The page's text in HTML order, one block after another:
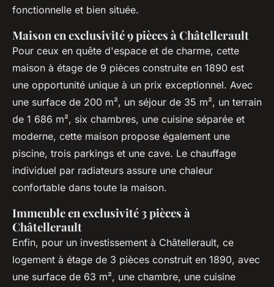
fonctionnelle et bien située.
Maison en exclusivité 9 pièces à Châtellerault
Pour ceux en quête d'espace et de charme, cette
maison à étage de 9 pièces construite en 1890 est
une opportunité unique à un prix exceptionnel. Avec
une surface de 200 m², un séjour de 35 m², un terrain
de 1 686 m², six chambres, une cuisine séparée et
moderne, cette maison propose également une
piscine, trois parkings et une cave. Le chauffage
individuel par radiateurs assure une chaleur
confortable dans toute la maison.
Immeuble en exclusivité 3 pièces à
Châtellerault
Enfin, pour un investissement à Châtellerault, ce
logement à étage de 3 pièces construit en 1890, avec
une surface de 63 m², une chambre, une cuisine